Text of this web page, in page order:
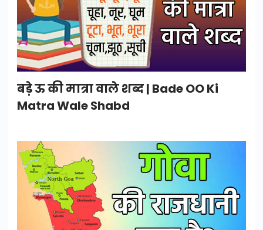
बड़े ऊ की मात्रा वाले शब्द | Bade OO Ki
Matra Wale Shabd